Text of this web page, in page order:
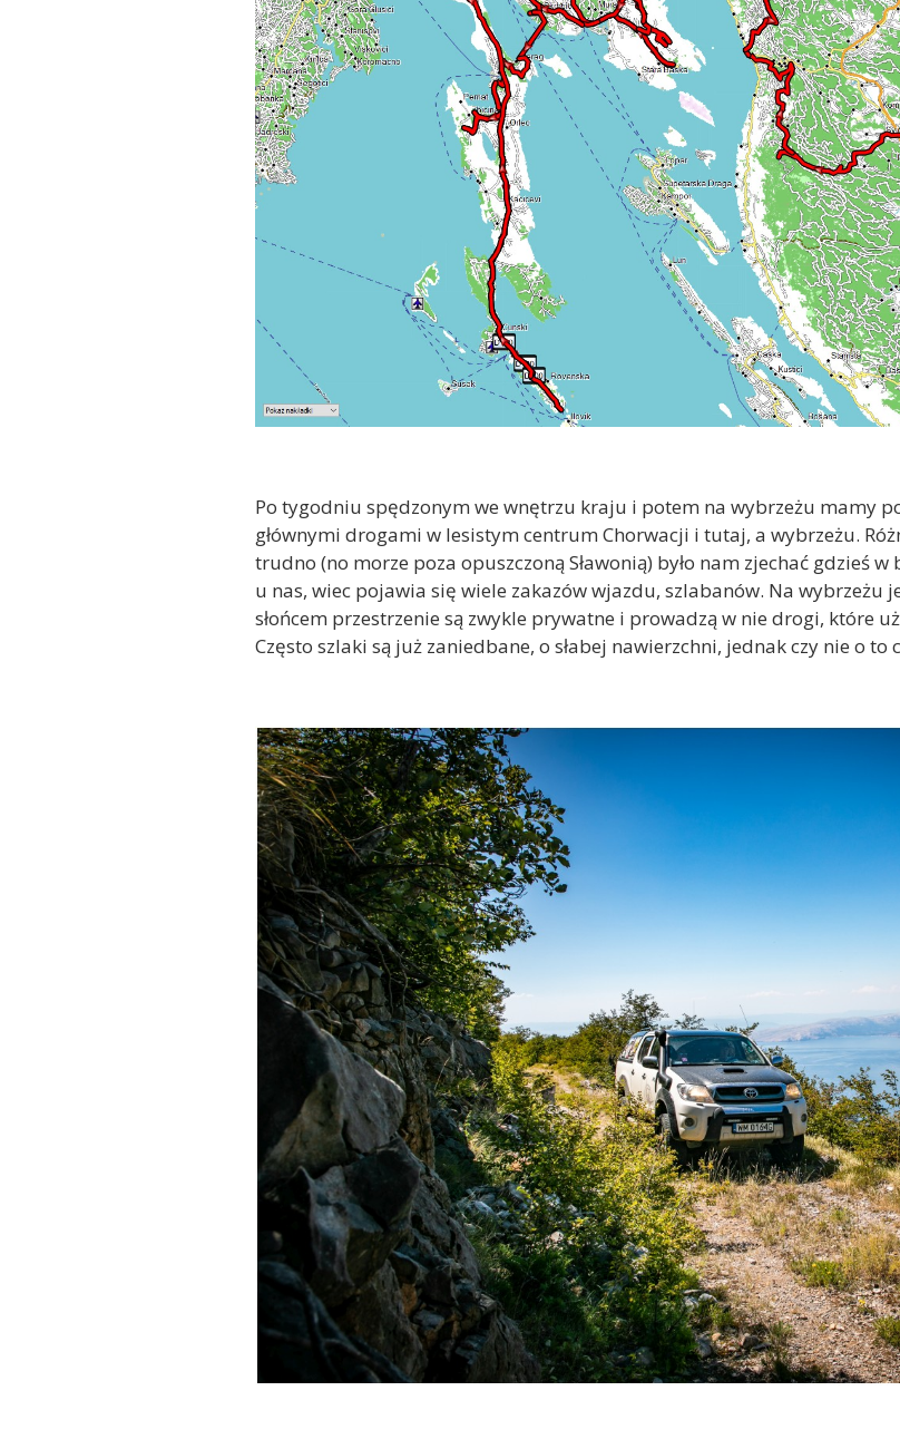
Po tygodniu spędzonym we wnętrzu kraju i potem na wybrzeżu mamy
głównymi drogami w lesistym centrum Chorwacji i tutaj, a wybrzeżu.
trudno (no morze poza opuszczoną Sławonią) było nam zjechać gdzieś
u nas, wiec pojawia się wiele zakazów wjazdu, szlabanów. Na wybrzeżu
słońcem przestrzenie są zwykle prywatne i prowadzą w nie drogi, które
Często szlaki są już zaniedbane, o słabej nawierzchni, jednak czy nie o